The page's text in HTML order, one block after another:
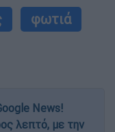
φωτιά
News!
λεπτό, με την